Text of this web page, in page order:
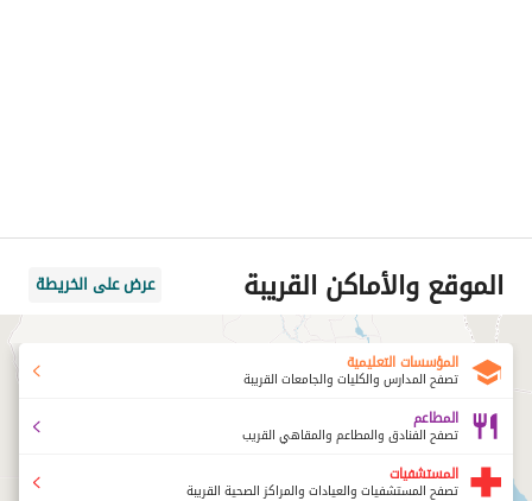
الموقع والأماكن القريبة عرض على الخريطة
المؤسسات التعليمية
تصفح المدارس والكليات والجامعات القريبة
المطاعم
تصفح الفنادق والمطاعم والمقاهي القريب
المستشفيات
تصفح المستشفيات والعيادات والمراكز الصحية القريبة